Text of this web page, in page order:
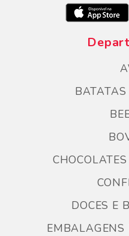
BATATAS
DOCES E
EMBALAGENS